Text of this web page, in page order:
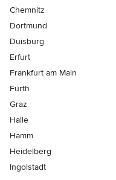
Chemnitz
Dortmund
Duisburg
Erfurt
Frankfurt am Main
Fürth
Graz
Halle
Hamm
Heidelberg
Ingolstadt